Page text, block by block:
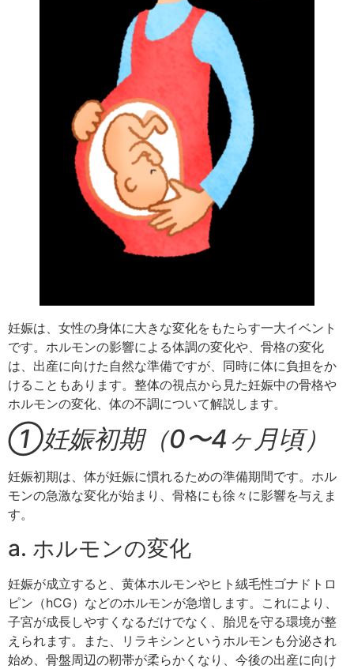
妊娠は、女性の身体に大きな変化をもたらす一大イベント
です。ホルモンの影響による体調の変化や、骨格の変化
は、出産に向けた自然な準備ですが、同時に体に負担をか
けることもあります。整体の視点から見た妊娠中の骨格や
ホルモンの変化、体の不調について解説します。
①妊娠初期（0〜4ヶ月頃）
妊娠初期は、体が妊娠に慣れるための準備期間です。ホル
モンの急激な変化が始まり、骨格にも徐々に影響を与えま
す。
a. ホルモンの変化
妊娠が成立すると、黄体ホルモンやヒト絨毛性ゴナドトロ
ピン（hCG）などのホルモンが急増します。これにより、
子宮が成長しやすくなるだけでなく、胎児を守る環境が整
えられます。また、リラキシンというホルモンも分泌され
始め、骨盤周辺の靭帯が柔らかくなり、今後の出産に向け